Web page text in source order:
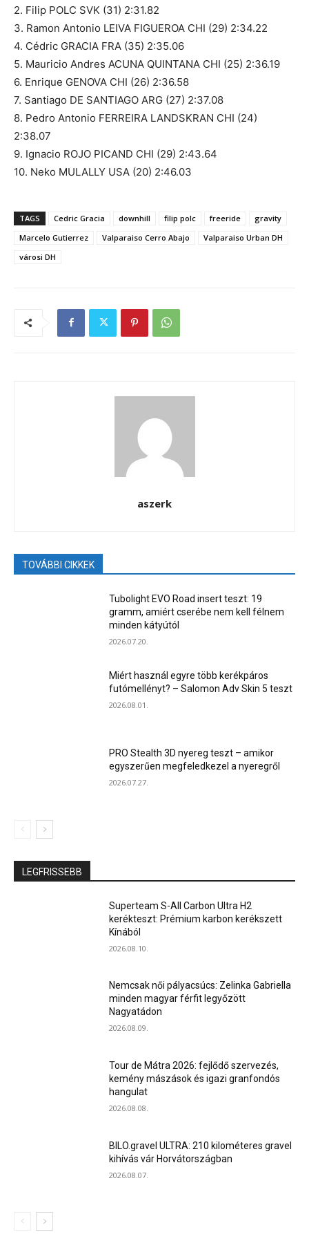
2. Filip POLC SVK (31) 2:31.82
3. Ramon Antonio LEIVA FIGUEROA CHI (29) 2:34.22
4. Cédric GRACIA FRA (35) 2:35.06
5. Mauricio Andres ACUNA QUINTANA CHI (25) 2:36.19
6. Enrique GENOVA CHI (26) 2:36.58
7. Santiago DE SANTIAGO ARG (27) 2:37.08
8. Pedro Antonio FERREIRA LANDSKRAN CHI (24)
2:38.07
9. Ignacio ROJO PICAND CHI (29) 2:43.64
10. Neko MULALLY USA (20) 2:46.03
TAGS Cedric Gracia downhill filip polc freeride
gravity
Marcelo Gutierrez
Valparaiso Cerro Abajo
Valparaiso Urban DH
városi DH
aszerk
TOVÁBBI CIKKEK
Tubolight EVO Road insert teszt: 19
gramm, amiért cserébe nem kell félnem
minden kátyútól
2026.07.20.
Miért használ egyre több kerékpáros
futómellényt? – Salomon Adv Skin 5 teszt
2026.08.01.
PRO Stealth 3D nyereg teszt – amikor
egyszerűen megfeledkezel a nyeregről
2026.07.27.
LEGFRISSEBB
Superteam S-All Carbon Ultra H2
kerékteszt: Prémium karbon kerékszett
Kínából
2026.08.10.
Nemcsak női pályacsúcs: Zelinka Gabriella
minden magyar férfit legyőzött
Nagyatádon
2026.08.09.
Tour de Mátra 2026: fejlődő szervezés,
kemény mászások és igazi granfondós
hangulat
2026.08.08.
BILO.gravel ULTRA: 210 kilométeres gravel
kihívás vár Horvátországban
2026.08.07.